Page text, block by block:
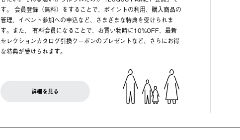
す。 会員登録（無料）をすることで、ポイントの利用、購入商品の
管理、イベント参加への申込など、さまざまな特典を受けられま
す。また、 有料会員になることで、お買い物時に10%OFF、最新
セレクションカタログ引換クーポンのプレゼントなど、さらにお得
な特典が受けられます。
詳細を見る